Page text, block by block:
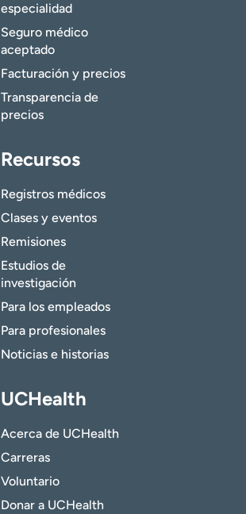
especialidad
Seguro médico
aceptado
Facturación y precios
Transparencia de
precios
Recursos
Registros médicos
Clases y eventos
Remisiones
Estudios de
investigación
Para los empleados
Para profesionales
Noticias e historias
UCHealth
Acerca de UCHealth
Carreras
Voluntario
Donar a UCHealth